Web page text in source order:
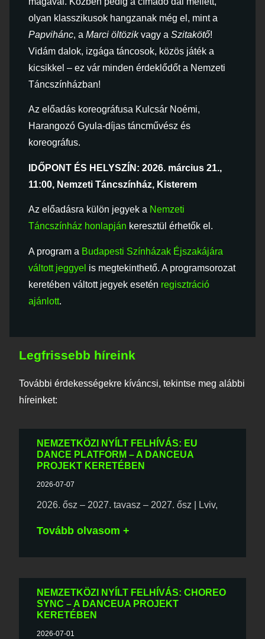
olyan klasszikusok hangzanak még el, mint a
Papvihánc, a Marci öltözikvagy a Szitakötő!
Vidám dalok, izgága táncosok, közös játék a
kicsikkel – ez vár minden érdeklődőt a Nemzeti
Táncszínházban!
Az előadás koreográfusa Kulcsár Noémi,
Harangozó Gyula-díjas táncművész és
koreográfus.
IDŐPONT ÉS HELYSZÍN: 2026. március 21.,
11:00, Nemzeti Táncszínház, Kisterem
Az előadásra külön jegyek a Nemzeti
Táncszínház honlapján keresztül érhetők el.
A program a Budapesti Színházak Éjszakájára
váltott jeggyel is megtekinthető. A programsorozat
keretében váltott jegyek esetén regisztráció
ajánlott.
Legfrissebb híreink
További érdekességekre kíváncsi, tekintse meg alábbi
híreinket:
NEMZETKÖZI NYÍLT FELHÍVÁS: EU
DANCE PLATFORM – A DANCEUA
PROJEKT KERETÉBEN
2026-07-07
2026. ősz – 2027. tavasz – 2027. ősz | Lviv,
Tovább olvasom +
NEMZETKÖZI NYÍLT FELHÍVÁS: CHOREO
SYNC – A DANCEUA PROJEKT
KERETÉBEN
2026-07-01